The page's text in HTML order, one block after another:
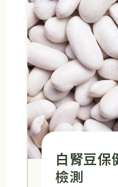
白腎豆保
檢測